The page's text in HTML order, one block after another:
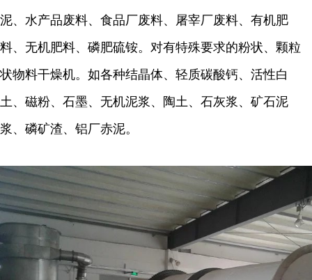
泥、水产品废料、食品厂废料、屠宰厂废料、有机肥
料、无机肥料、磷肥硫铵。对有特殊要求的粉状、颗粒
状物料干燥机。如各种结晶体、轻质碳酸钙、活性白
土、磁粉、石墨、无机泥浆、陶土、石灰浆、矿石泥
浆、磷矿渣、铝厂赤泥。